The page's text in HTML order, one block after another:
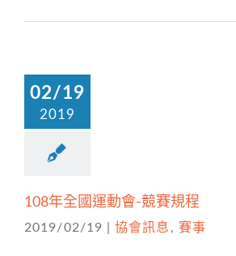
02/19
2019
108年全國運動會-競賽規程
2019/02/19 協會訊息 , 賽事